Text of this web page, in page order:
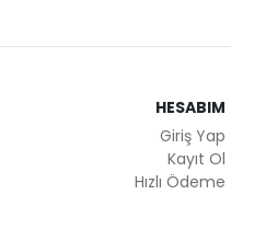
HESABIM
Giriş Yap
Kayıt Ol
Hızlı Ödeme